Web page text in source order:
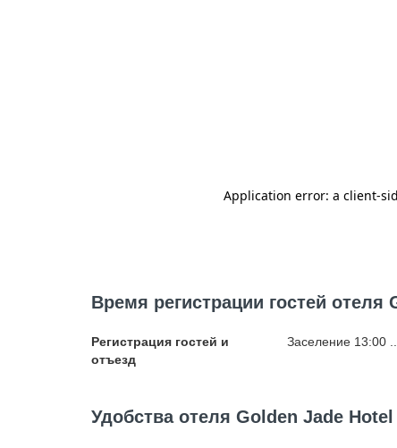
TV an en suite bathroom equipped with free
Время регистрации гостей
Регистрация гостей и
отъезд
Заселение 13:00
Удобства отеля Golden Jade